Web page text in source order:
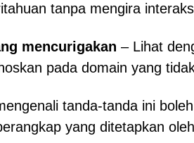
tanpa mengira
mencurigakan – Lihat
pada domain yang
tanda-tanda ini
yang ditetapkan